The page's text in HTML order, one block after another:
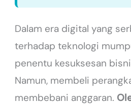
Dalam era digital yang
terhadap teknologi
penentu kesuksesan
Namun, membeli
membebani anggaran.